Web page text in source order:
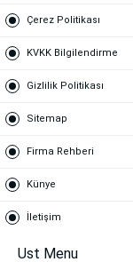
Çerez Politikası
KVKK Bilgilendirme
Gizlilik Politikası
Sitemap
Firma Rehberi
Künye
İletişim
Ust Menu